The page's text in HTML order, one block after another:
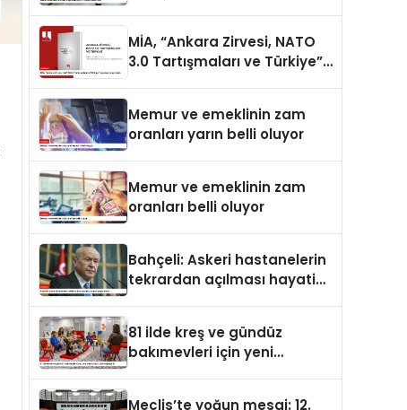
MİA, “Ankara Zirvesi, NATO
3.0 Tartışmaları ve Türkiye”
Memur ve emeklinin zam
oranları yarın belli oluyor
Memur ve emeklinin zam
oranları belli oluyor
Bahçeli: Askeri hastanelerin
tekrardan açılması hayati
81 ilde kreş ve gündüz
bakımevleri için yeni
Meclis’te yoğun mesai: 12.